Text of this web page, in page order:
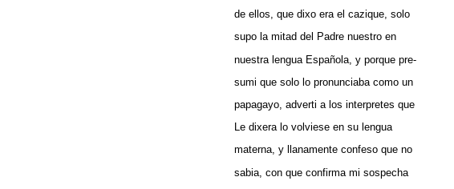
de ellos, que dixo era el cazique, solo
supo la mitad del Padre nuestro en
nuestra lengua Española, y porque pre-
sumi que solo lo pronunciaba como un
papagayo, adverti a los interpretes que
Le dixera lo volviese en su lengua
materna, y llanamente confeso que no
sabia, con que confirma mi sospecha